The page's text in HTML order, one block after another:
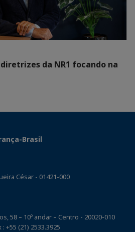
da NR1 focando na
Brasil
César - 01421-000
58 – 10º andar – Centro - 20020-010
+55 (21) 2533.3925